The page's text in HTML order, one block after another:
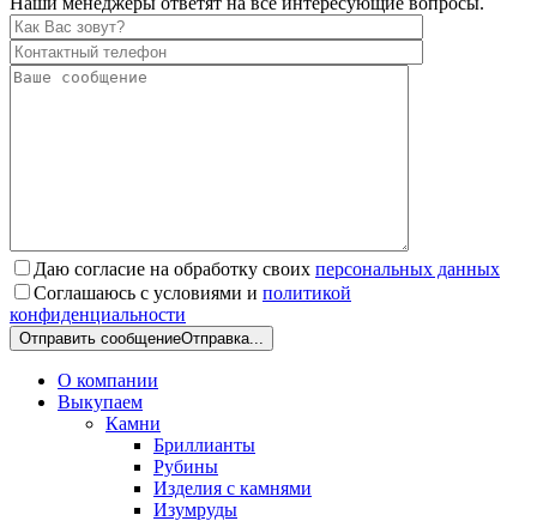
Даю согласие на обработку своих персональных данных
Соглашаюсь с условиями и политикой
конфиденциальности
Отправить сообщениеОтправка...
О компании
Выкупаем
Камни
Бриллианты
Рубины
Изделия с камнями
Изумруды